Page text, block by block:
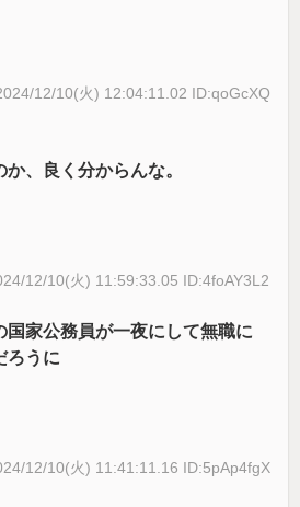
12/10(火) 12:04:11.02 ID:qoGcXQ
、良く分からんな。
12/10(火) 11:59:33.05 ID:4foAY3L2
国家公務員が一夜にして無職に
ろうに
12/10(火) 11:41:11.16 ID:5pAp4fgX